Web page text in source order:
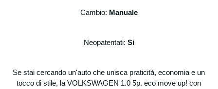
Cambio: Manuale
Neopatentati: Si
Se stai cercando un'auto che unisca praticità, economia e un
tocco di stile, la VOLKSWAGEN 1.0 5p. eco move up! con